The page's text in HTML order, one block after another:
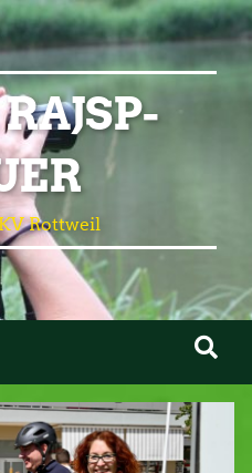
Rottweil